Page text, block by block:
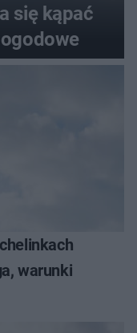
się kąpać
warunki